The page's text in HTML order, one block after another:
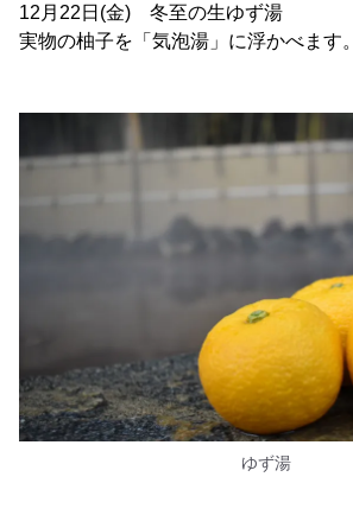
12月22日(金) 冬至の生ゆず湯
実物の柚子を「気泡湯」に浮かべます。
ゆず湯